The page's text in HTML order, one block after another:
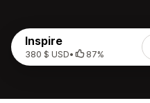
Inspire
380 $ USD• 87%